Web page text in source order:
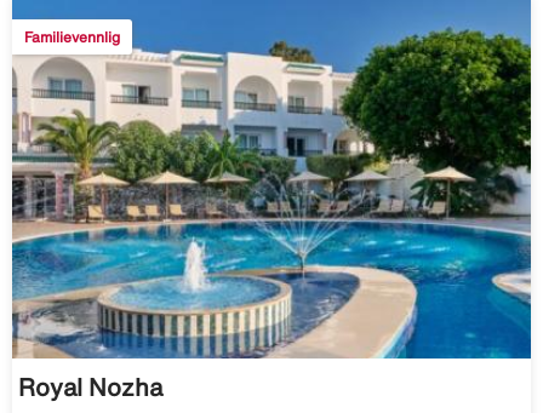
Familievennlig
Royal Nozha